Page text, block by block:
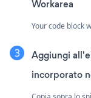
Workarea
Your code block
Aggiungi
incorporato